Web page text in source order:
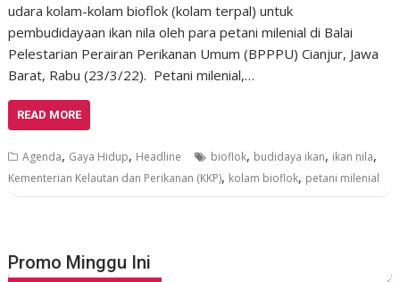
udara kolam-kolam bioflok (kolam terpal) untuk
pembudidayaan ikan nila oleh para petani milenial di Balai
Pelestarian Perairan Perikanan Umum (BPPPU) Cianjur, Jawa
Barat, Rabu (23/3/22). Petani milenial,…
READ MORE
Agenda, Gaya Hidup, Headline bioflok, budidaya ikan, ikan nila,
Kementerian Kelautan dan Perikanan (KKP), kolam bioflok, petani milenial
Promo Minggu Ini